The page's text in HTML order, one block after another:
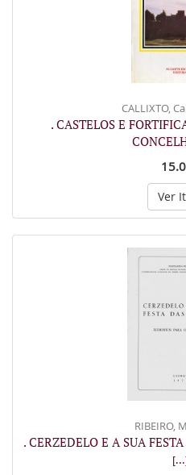
CALLIXTO,
. CASTELOS E
Ver
RIBEIRO,
. CERZEDELO E A SUA